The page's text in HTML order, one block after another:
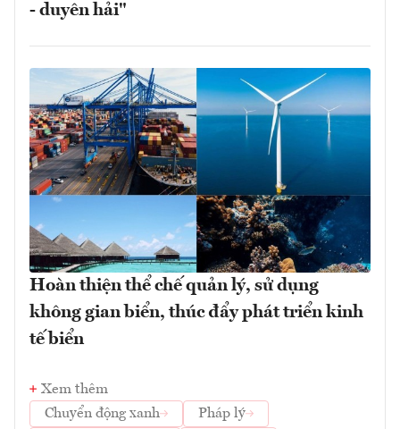
- duyên hải"
Hoàn thiện thể chế quản lý, sử dụng
không gian biển, thúc đẩy phát triển kinh
tế biển
Xem thêm
Chuyển động xanh
Pháp lý